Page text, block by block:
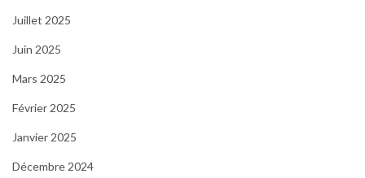
Juillet 2025
Juin 2025
Mars 2025
Février 2025
Janvier 2025
Décembre 2024